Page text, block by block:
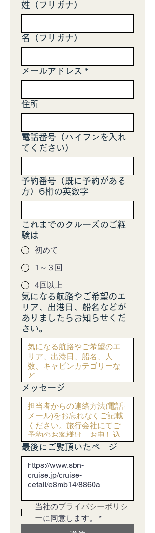
姓（フリガナ）
名（フリガナ）
メールアドレス *
住所
電話番号（ハイフンを入れ
てください）
予約番号（既に予約がある
方）6桁の英数字
これまでのクルーズのご経
験は
初めて
1～３回
4回以上
気になる航路やご希望のエ
リア、出港日、船名などが
ありましたらお知らせくだ
さい。
メッセージ
最後にご覧頂いたページ
当社のプライバシーポリシ
ーに同意します。
*